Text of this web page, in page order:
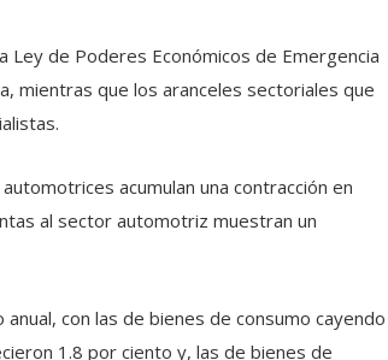
Ley de Poderes Económicos de Emergencia
mientras que los aranceles sectoriales que
acumulan una contracción en
al sector automotriz muestran un
con las de bienes de consumo cayendo
1.8 por ciento y, las de bienes de